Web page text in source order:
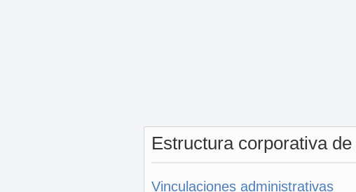
Estructura corporativa de
Vinculaciones administrativas